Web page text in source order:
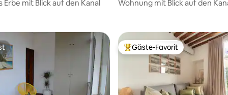
Erbe mit Blick auf den Kanal
Wohnung mit Blick auf den
Beliebter Gäste-Favorit.
Gäste-Favorit